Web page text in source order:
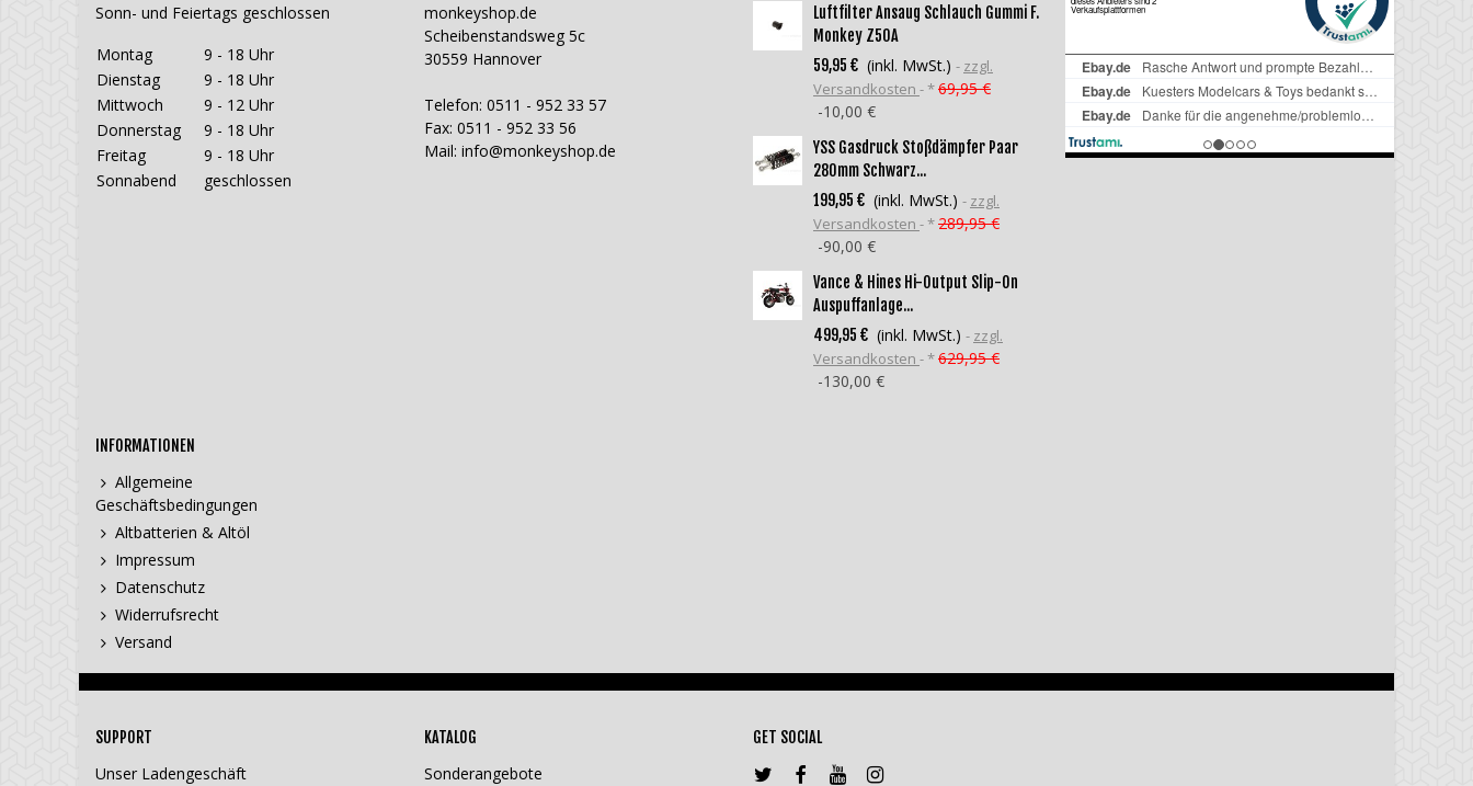
Sonn- und Feiertags geschlossen
Montag
9 - 18 Uhr
Dienstag
9 - 18 Uhr
Mittwoch
9 - 12 Uhr
Donnerstag
9 - 18 Uhr
Freitag
9 - 18 Uhr
Sonnabend
geschlossen
monkeyshop.de
Scheibenstandsweg 5c
30559 Hannover
Telefon: 0511 - 952 33 57
Fax: 0511 - 952 33 56
Mail: info@monkeyshop.de
Luftfilter Ansaug Schlauch Gummi F.
Monkey Z50A
59,95 € (inkl. MwSt.)
zzgl.
Versandkosten
*69,95 €
-10,00 €
YSS Gasdruck Stoßdämpfer Paar
280mm Schwarz...
199,95 € (inkl. MwSt.)
zzgl.
Versandkosten
*289,95 €
-90,00 €
Vance & Hines Hi-Output Slip-On
Auspuffanlage...
499,95 € (inkl. MwSt.)
zzgl.
Versandkosten
*629,95 €
-130,00 €
INFORMATIONEN
Allgemeine
Geschäftsbedingungen
Altbatterien & Altöl
Impressum
Datenschutz
Widerrufsrecht
Versand
SUPPORT
Unser Ladengeschäft
KATALOG
Sonderangebote
GET SOCIAL